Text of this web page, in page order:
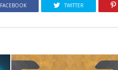
FACEBOOK TWITTER